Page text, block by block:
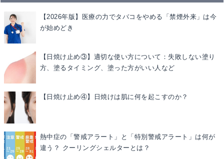
【2026年版】医療の力でタバコをやめる「禁煙外来」は今
が始めどき
【日焼け止め③】適切な使い方について：失敗しない塗り
方、塗るタイミング、塗った方がいい人など
【日焼け止め④】日焼けは肌に何を起こすのか？
熱中症の「警戒アラート」と「特別警戒アラート」は何が
違う？ クーリングシェルターとは？